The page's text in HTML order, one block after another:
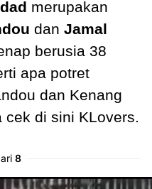
merupakan
dan Jamal
berusia 38
apa potret
dan Kenang
cek di sini KLovers.
8